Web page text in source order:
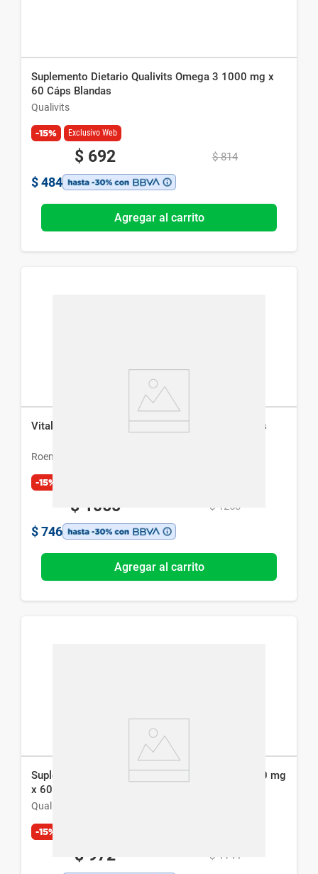
Suplemento Dietario Qualivits Omega 3 1000 mg x
60 Cáps Blandas
Qualivits
-15% Exclusivo Web
$ 692 $ 814
$ 484
Agregar al carrito
Vital Krill Roemmers Omega 3 x 30 Cáps Blandas
Roemmers
-15%
$ 1065 $ 1253
$ 746
Agregar al carrito
Suplemento Dietario Qualivits Super Omega 1000 mg
x 60 caps
Qualivits
-15%
$ 972 $ 1144